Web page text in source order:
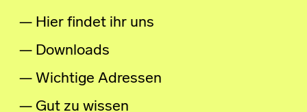
Hier findet ihr uns
Downloads
Wichtige Adressen
Gut zu wissen